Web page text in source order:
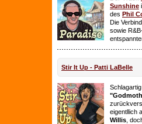
Sunshine
des Phil
Die
sowie
Stir It Up - Patti LaBelle
eigentllich
Willis ,